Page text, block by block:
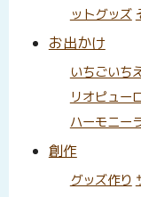
ットグッズ
お出かけ
いちごいち
リオピュー
ハーモニー
創作
グッズ作り